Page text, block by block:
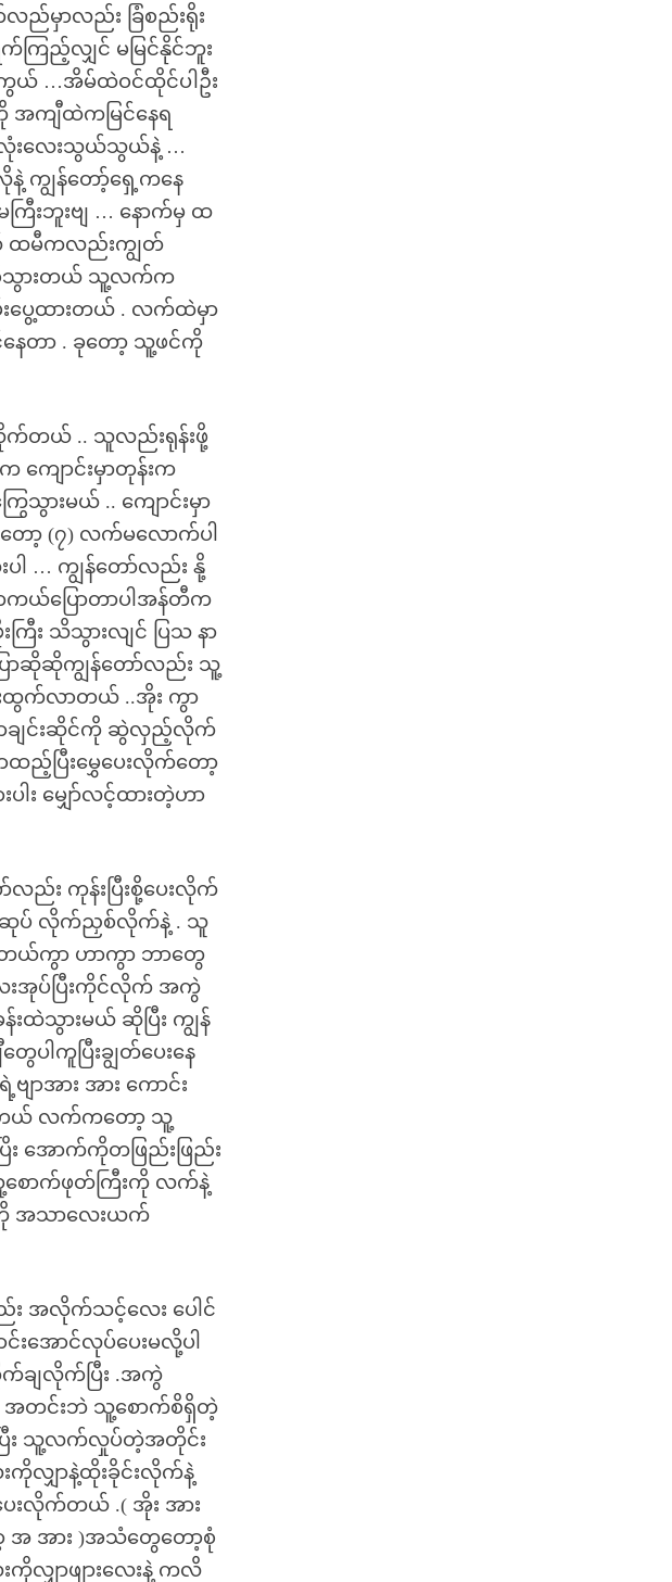
ည်မှာလည်း ခြံစည်းရိုး
ည့်လျှင် မမြင်နိုင်ဘူး
ကွယ် …အိမ်ထဲဝင်ထိုင်ပါဦး
အကျီထဲကမြင်နေရ
လုံးလေးသွယ်သွယ်နဲ့ …
ကျွန်တော့်ရှေ့ကနေ
းဘူးဗျ … နောက်မှ ထ
ယ် ထမီကလည်းကျွတ်
ြစ်သွားတယ် သူ့လက်က
းပွေ့ထားတယ် . လက်ထဲမှာ
ေတာ . ခုတော့ သူ့ဖင်ကို
က်တယ် .. သူလည်းရုန်းဖို့
ျောင်းမှာတုန်းက
သွားမယ် .. ကျောင်းမှာ
ော့ (၇) လက်မလောက်ပါ
… ကျွန်တော်လည်း နို့
ယ်ပြောတာပါအန်တီက
ြီး သိသွားလျင် ပြသ နာ
ာဆိုဆိုကျွန်တော်လည်း သူ့
းထွက်လာတယ် ..အိုး ကွာ
ာချင်းဆိုင်ကို ဆွဲလှည့်လိုက်
ည့်ပြီးမွှေပေးလိုက်တော့
း မျှော်လင့်ထားတဲ့ဟာ
ည်း ကုန်းပြီးစို့ပေးလိုက်
ဆုပ် လိုက်ညှစ်လိုက်နဲ့ . သူ
စ်တယ်ကွာ ဟာကွာ ဘာတွေ
ေးအုပ်ပြီးကိုင်လိုက် အကွဲ
ထဲသွားမယ် ဆိုပြီး ကျွန်
ါကူပြီးချွတ်ပေးနေ
ာအား အား ကောင်း
တယ် လက်ကတော့ သူ့
အောက်ကိုတဖြည်းဖြည်း
စောက်ဖုတ်ကြီးကို လက်နဲ့
ကို အသာလေးယက်
း အလိုက်သင့်လေး ပေါင်
အောင်လုပ်ပေးမလို့ပါ
က်ချလိုက်ပြီး .အကွဲ
ကို အတင်းဘဲ သူ့စောက်စိရှိတဲ့
ြီး သူ့လက်လှုပ်တဲ့အတိုင်း
လျှာနဲ့ထိုးခိုင်းလိုက်နဲ့
ေးလိုက်တယ် .( အိုး အား
အ အား )အသံတွေတော့စုံ
လျှာဖျားလေးနဲ့ ကလိ